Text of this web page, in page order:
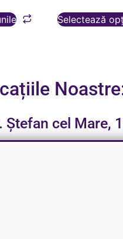
Selectează
Ștefan cel Mare,